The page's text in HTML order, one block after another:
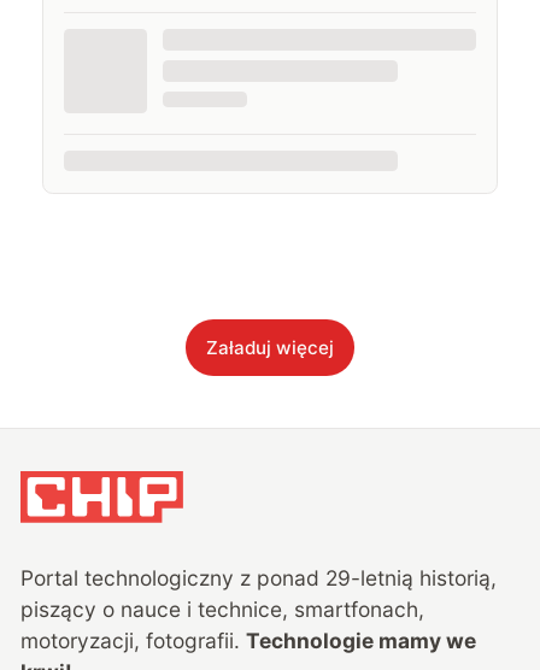
Załaduj więcej
Portal technologiczny z ponad 29-letnią historią,
piszący o nauce i technice, smartfonach,
motoryzacji, fotografii. Technologie mamy we